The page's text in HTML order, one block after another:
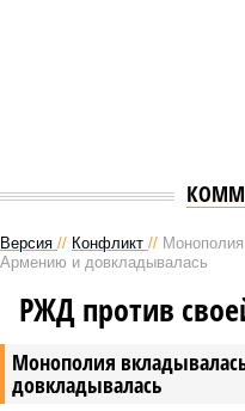
Версия // Конфликт //
Армению и довкладывалась
Монополия
довкладывалась
РЖД против